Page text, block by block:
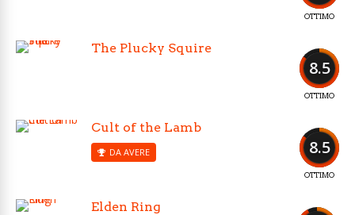
OTTIMO
8.5
OTTIMO
The Plucky Squire
8.5
OTTIMO
Cult of the Lamb
DA AVERE
Elden Ring